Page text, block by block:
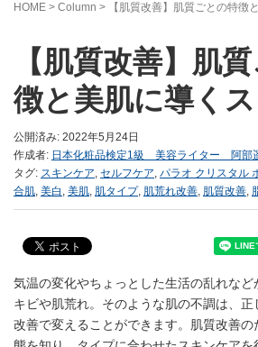
HOME > Column > 【肌質改善】肌質ごとの特徴
【肌質改善】肌
徴と美肌に導く
公開済み: 2022年5月24日
作成者: 日本化粧品検定1級 美容ライター 阿部
タグ: スキンケア, セルフケア, パラオ クリスタル
合肌, 美白 , 美肌, 肌タイプ, 肌荒れ改善, 肌質改善,
気温の変化やちょっとした生活の乱れなど
キビや肌荒れ。そのような肌の不調は、
改善で変えることができます。肌質改善